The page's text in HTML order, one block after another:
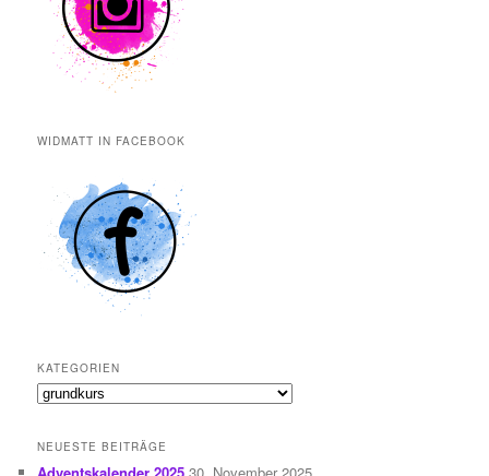
WIDMATT IN FACEBOOK
KATEGORIEN
Kategorien
NEUESTE BEITRÄGE